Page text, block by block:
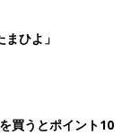
ひよ」
買うとポイント10